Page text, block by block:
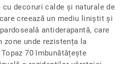
decoruri calde și naturale de
creează un mediu liniștit și
antiderapantă, care
zone unde rezistența la
70 îmbunătățește